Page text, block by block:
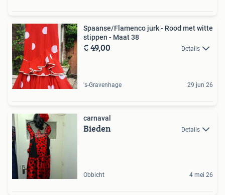
Spaanse/Flamenco jurk - Rood met witte
stippen - Maat 38
€ 49,00 Details
's-Gravenhage 29 jun 26
carnaval
Bieden Details
Obbicht 4 mei 26